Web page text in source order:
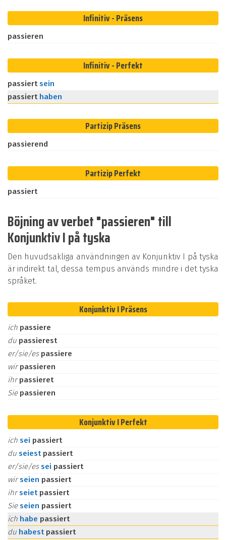
Infinitiv - Präsens
passieren
Infinitiv - Perfekt
passiertsein
passiert haben
Partizip Präsens
passierend
Partizip Perfekt
passiert
Böjning av verbet "passieren" till
Konjunktiv I på tyska
Den huvudsakliga användningen av Konjunktiv I på tyska
är indirekt tal, dessa tempus används mindre i det tyska
språket.
Konjunktiv I Präsens
ich passiere
du passierest
er/sie/es passiere
wirpassieren
ihrpassieret
Sie passieren
Konjunktiv I Perfekt
ich sei passiert
du seiest passiert
er/sie/essei passiert
wirseien passiert
ihrseiet passiert
Sieseien passiert
ich habe passiert
du habest passiert